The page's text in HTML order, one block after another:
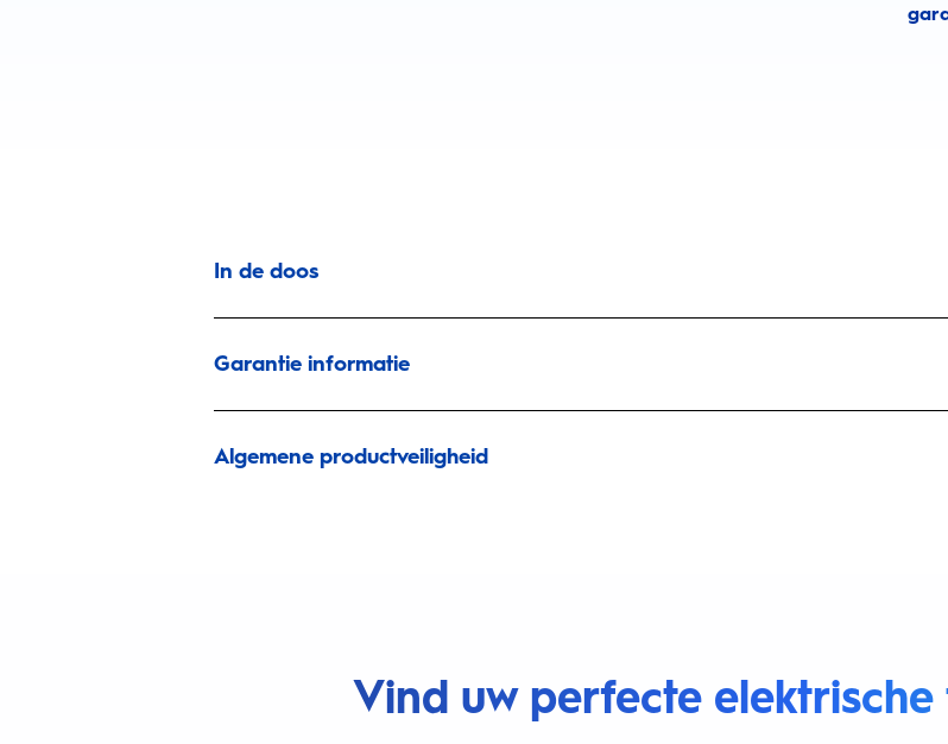
In de doos
Garantie informatie
Algemene productveiligheid
Vind uw perfecte